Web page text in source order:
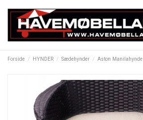
Forside HYNDER Sædehynder Aston Manilahynde